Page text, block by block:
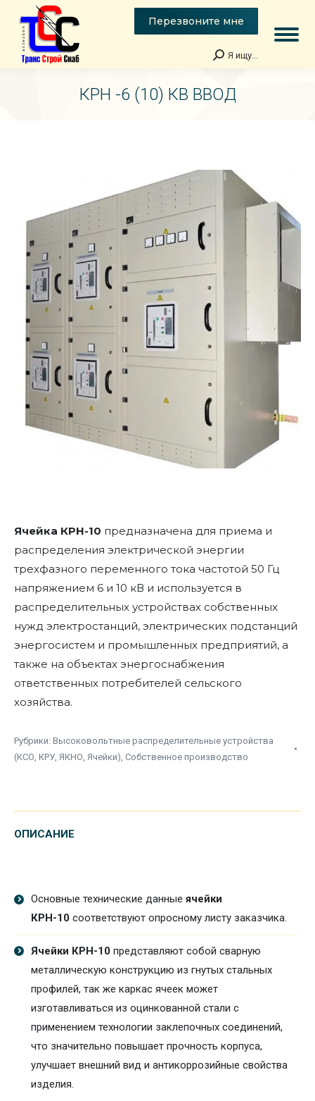
Перезвоните мне
Поиск:
Я ищу...
КРН -6 (10) КВ ВВОД
Ячейка КРН-10 предназначена для приема и
распределения электрической энергии
трехфазного переменного тока частотой 50 Гц
напряжением 6 и 10 кВ и используется в
распределительных устройствах собственных
нужд электростанций, электрических подстанций
энергосистем и промышленных предприятий, а
также на объектах энергоснабжения
ответственных потребителей сельского
хозяйства.
Рубрики: Высоковольтные распределительные устройства
(КСО, КРУ, ЯКНО, Ячейки), Собственное производство
ОПИСАНИЕ
Основные технические данные ячейки
КРН-10 соответствуют опросному листу заказчика.
Ячейки КРН-10 представляют собой сварную
металлическую конструкцию из гнутых стальных
профилей, так же каркас ячеек может
изготавливаться из оцинкованной стали с
применением технологии заклепочных соединений,
что значительно повышает прочность корпуса,
улучшает внешний вид и антикоррозийные свойства
изделия.